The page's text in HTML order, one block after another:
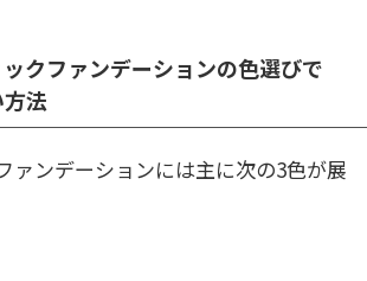
クファンデーションの色選びで
法
ァンデーションには主に次の3色が展